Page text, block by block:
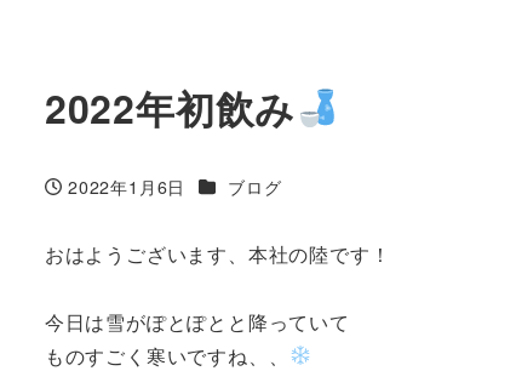
2022年初飲み
投稿日
2022年1月6日 カテゴリー
ブログ
おはようございます、本社の陸です！
今日は雪がぽとぽとと降っていて
ものすごく寒いですね、、